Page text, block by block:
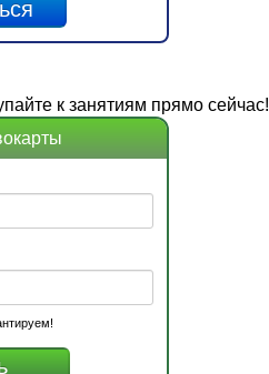
к занятиям прямо сейчас!